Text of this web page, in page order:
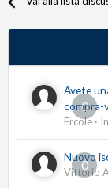
0
Avete
compra-
Ercole ·
0
Nuovo
Vittorio